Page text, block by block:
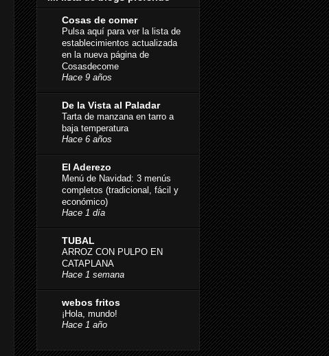
Cosas de comer
Pulsa aquí para ver la lista de
establecimientos actualizada
en la nueva página de
Cosasdecome
Hace 9 años
De la Vista al Paladar
Tarta de manzana en tarro a
baja temperatura
Hace 6 años
El Aderezo
Menú de Navidad: 3 menús
completos (tradicional, fácil y
económico)
Hace 1 día
TUBAL
ARROZ CON PULPO EN
CATAPLANA
Hace 1 semana
webos fritos
¡Hola, mundo!
Hace 1 año